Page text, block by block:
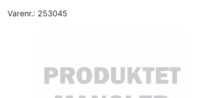
Varenr.: 253045